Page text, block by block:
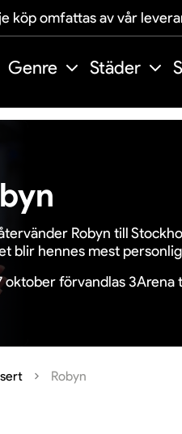
köp omfattas av vår
Genre Städer
Robyn till
blir hennes mest
oktoberförvandlas3Arena
Robyn